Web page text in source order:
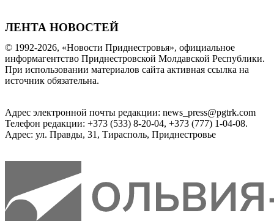
ЛЕНТА НОВОСТЕЙ
© 1992-2026, «Новости Приднестровья», официальное
информагентство Приднестровской Молдавской Республики.
При использовании материалов сайта активная ссылка на
источник обязательна.
Адрес электронной почты редакции: news_press@pgtrk.com
Телефон редакции: +373 (533) 8-20-04, +373 (777) 1-04-08.
Адрес: ул. Правды, 31, Тирасполь, Приднестровье